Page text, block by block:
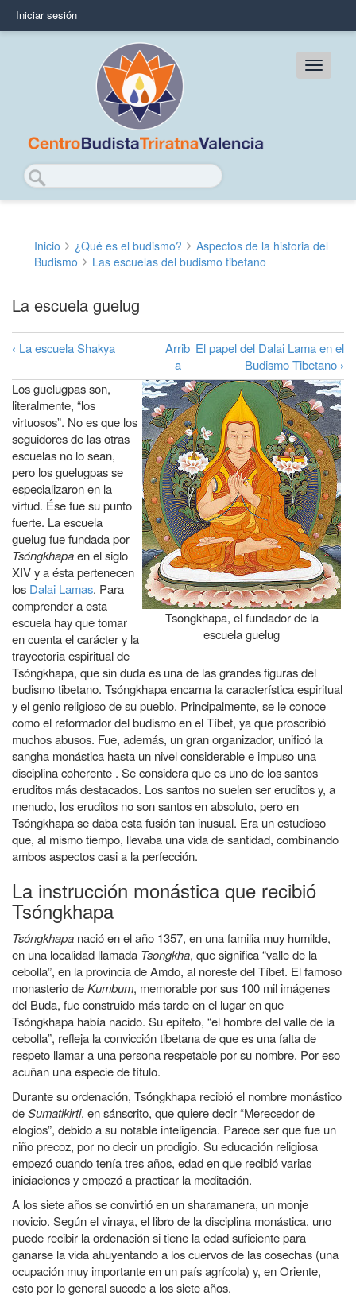
principal
User
Iniciar sesión
Main
Buscar
Sobrescribir
enlaces
de
ayuda
a
la
navegación
Inicio ¿Qué es el budismo?
Aspectos de la historia del
Budismo
Las escuelas del budismo tibetano
La escuela guelug
Enlaces
transversales
de
Book
para
La
escuela
guelug
‹ La escuela Shakya
Arrib
a
El papel del Dalai Lama en el
Budismo Tibetano ›
Tsongkhapa, el fundador de la
escuela guelug
Los guelugpas son,
literalmente, “los
virtuosos”. No es que los
seguidores de las otras
escuelas no lo sean,
pero los guelugpas se
especializaron en la
virtud. Ése fue su punto
fuerte. La escuela
guelug fue fundada por
Tsóngkhapaen el siglo
XIV y a ésta pertenecen
los Dalai Lamas. Para
comprender a esta
escuela hay que tomar
en cuenta el carácter y la
trayectoria espiritual de
Tsóngkhapa, que sin duda es una de las grandes figuras del
budismo tibetano. Tsóngkhapa encarna la característica espiritual
y el genio religioso de su pueblo. Principalmente, se le conoce
como el reformador del budismo en el Tíbet, ya que proscribió
muchos abusos. Fue, además, un gran organizador, unificó la
sangha monástica hasta un nivel considerable e impuso una
disciplina coherente . Se considera que es uno de los santos
eruditos más destacados. Los santos no suelen ser eruditos y, a
menudo, los eruditos no son santos en absoluto, pero en
Tsóngkhapa se daba esta fusión tan inusual. Era un estudioso
que, al mismo tiempo, llevaba una vida de santidad, combinando
ambos aspectos casi a la perfección.
La instrucción monástica que recibió
Tsóngkhapa
Tsóngkhapa nació en el año 1357, en una familia muy humilde,
en una localidad llamada Tsongkha, que significa “valle de la
cebolla”, en la provincia de Amdo, al noreste del Tíbet. El famoso
monasterio deKumbum, memorable por sus 100 mil imágenes
del Buda, fue construido más tarde en el lugar en que
Tsóngkhapa había nacido. Su epíteto, “el hombre del valle de la
cebolla”, refleja la convicción tibetana de que es una falta de
respeto llamar a una persona respetable por su nombre. Por eso
acuñan una especie de título.
Durante su ordenación, Tsóngkhapa recibió el nombre monástico
deSumatikirti, en sánscrito, que quiere decir “Merecedor de
elogios”, debido a su notable inteligencia. Parece ser que fue un
niño precoz, por no decir un prodigio. Su educación religiosa
empezó cuando tenía tres años, edad en que recibió varias
iniciaciones y empezó a practicar la meditación.
A los siete años se convirtió en un sharamanera, un monje
novicio. Según el vinaya, el libro de la disciplina monástica, uno
puede recibir la ordenación si tiene la edad suficiente para
ganarse la vida ahuyentando a los cuervos de las cosechas (una
ocupación muy importante en un país agrícola) y, en Oriente,
esto por lo general sucede a los siete años.